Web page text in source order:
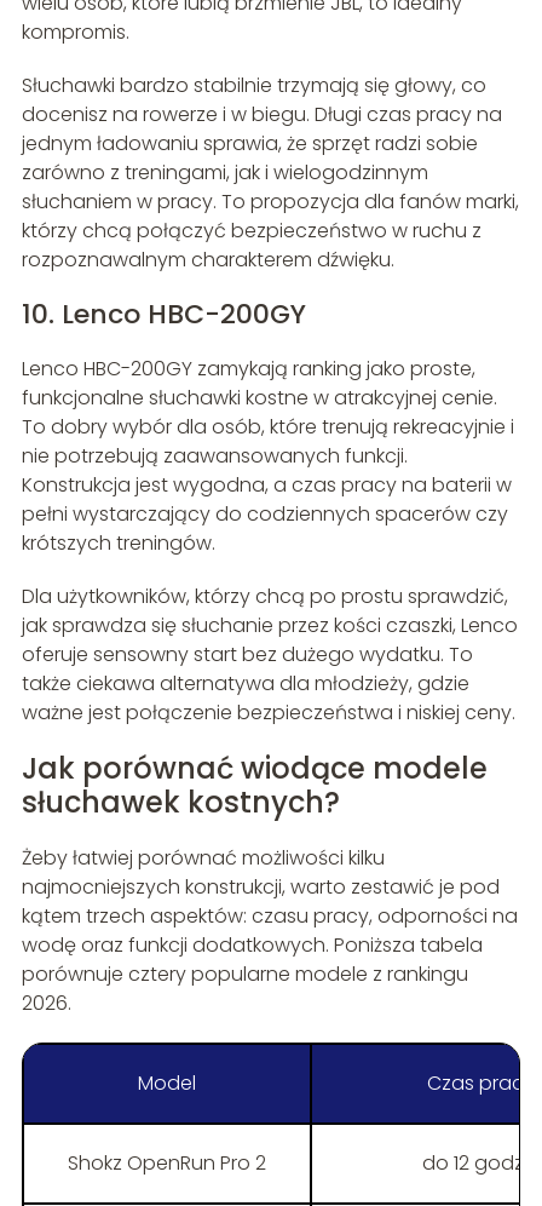
kompromis.
Słuchawki bardzo stabilnie trzymają się głowy, co
docenisz na rowerze i w biegu. Długi czas pracy na
jednym ładowaniu sprawia, że sprzęt radzi sobie
zarówno z treningami, jak i wielogodzinnym
słuchaniem w pracy. To propozycja dla fanów marki,
którzy chcą połączyć bezpieczeństwo w ruchu z
rozpoznawalnym charakterem dźwięku.
10. Lenco HBC-200GY
Lenco HBC-200GY zamykają ranking jako proste,
funkcjonalne słuchawki kostne w atrakcyjnej cenie.
To dobry wybór dla osób, które trenują rekreacyjnie i
nie potrzebują zaawansowanych funkcji.
Konstrukcja jest wygodna, a czas pracy na baterii w
pełni wystarczający do codziennych spacerów czy
krótszych treningów.
Dla użytkowników, którzy chcą po prostu sprawdzić,
jak sprawdza się słuchanie przez kości czaszki, Lenco
oferuje sensowny start bez dużego wydatku. To
także ciekawa alternatywa dla młodzieży, gdzie
ważne jest połączenie bezpieczeństwa i niskiej ceny.
Jak porównać wiodące modele
słuchawek kostnych?
Żeby łatwiej porównać możliwości kilku
najmocniejszych konstrukcji, warto zestawić je pod
kątem trzech aspektów: czasu pracy, odporności na
wodę oraz funkcji dodatkowych. Poniższa tabela
porównuje cztery popularne modele z rankingu
2026.
Model Czas pracy
Shokz OpenRun Pro 2 do 12 godzin